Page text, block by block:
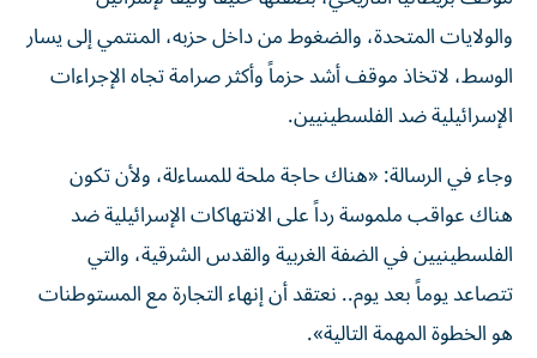
والولايات المتحدة، والضغوط من داخل حزبه، المنتمي إلى يسار
الوسط، لاتخاذ موقف أشد حزماً وأكثر صرامة تجاه الإجراءات
الإسرائيلية ضد الفلسطينيين.
وجاء في الرسالة: «هناك حاجة ملحة للمساءلة، ولأن تكون
هناك عواقب ملموسة رداً على الانتهاكات الإسرائيلية ضد
الفلسطينيين في الضفة الغربية والقدس الشرقية، والتي
تتصاعد يوماً بعد يوم.. نعتقد أن إنهاء التجارة مع المستوطنات
هو الخطوة المهمة التالية».